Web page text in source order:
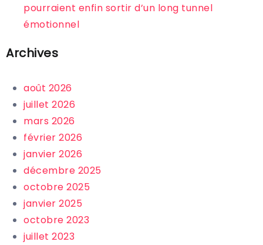
pourraient enfin sortir d’un long tunnel
émotionnel
Archives
août 2026
juillet 2026
mars 2026
février 2026
janvier 2026
décembre 2025
octobre 2025
janvier 2025
octobre 2023
juillet 2023